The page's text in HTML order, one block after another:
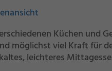
Küchen und
möglichst viel Kraft für
leichteres